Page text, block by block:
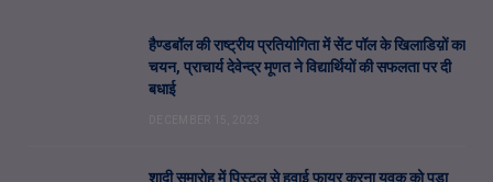
हैण्डबॉल की राष्ट्रीय प्रतियोगिता में सेंट पॉल के खिलाडिय़ों का
चयन, प्राचार्य देवेन्द्र मूणत ने विद्यार्थियों की सफलता पर दी
बधाई
शादी समारोह में पिस्टल से हवाई फायर करना युवक को पड़ा